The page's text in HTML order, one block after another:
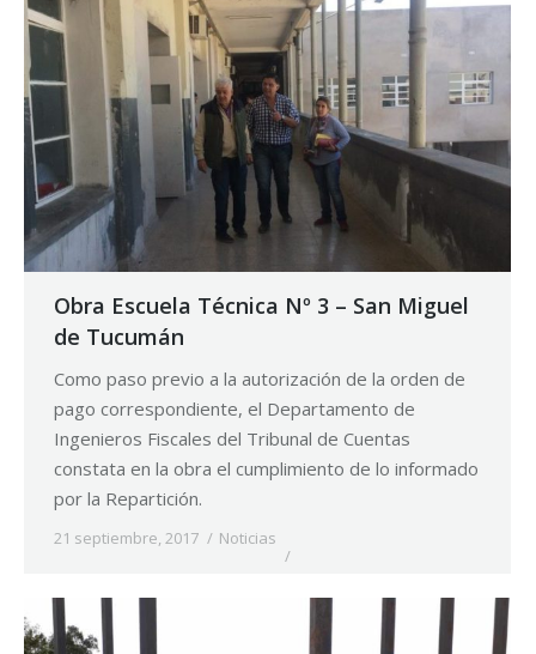
Obra Escuela Técnica Nº 3 – San Miguel
de Tucumán
Como paso previo a la autorización de la orden de
pago correspondiente, el Departamento de
Ingenieros Fiscales del Tribunal de Cuentas
constata en la obra el cumplimiento de lo informado
por la Repartición.
21 septiembre, 2017 Noticias